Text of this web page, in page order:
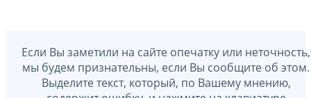
Если Вы заметили на сайте опечатку или неточность,
мы будем признательны, если Вы сообщите об этом.
Выделите текст, который, по Вашему мнению,